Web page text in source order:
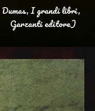
I grandi libri,
Garzanti editore)